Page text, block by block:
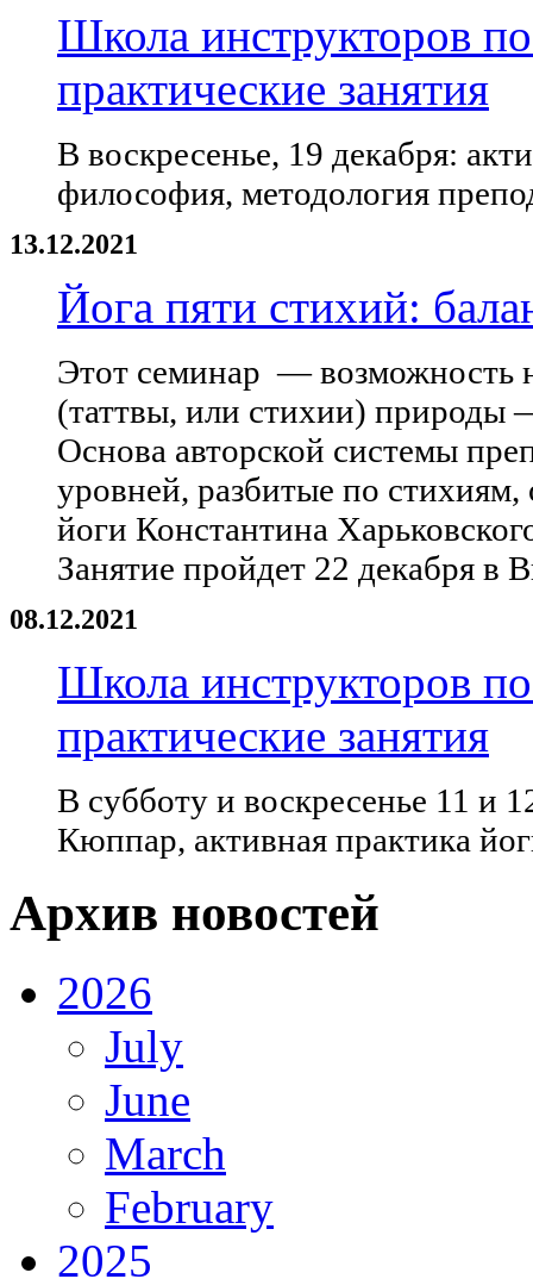
Школа инструкторов
практические занятия
В воскресенье, 19 декабря:
философия, методология
13.12.2021
Йога пяти стихий:
Этот семинар — возможность
(таттвы, или стихии)
Основа авторской системы
уровней, разбитые по
йоги Константина
Занятие пройдет 22 декабря в
08.12.2021
Школа инструкторов
практические занятия
В субботу и воскресенье 11 и
Кюппар, активная практика
Архив новостей
2026
July
June
March
February
2025